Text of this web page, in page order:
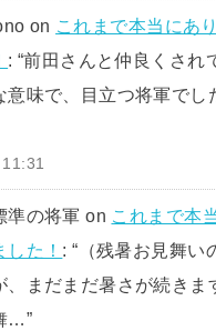
on これまで本当にあ
: “前田さんと仲良くされ
意味で、目立つ将軍でし
準の将軍 on これまで本
した！ : “ （残暑お見舞
、まだまだ暑さが続きま
…”